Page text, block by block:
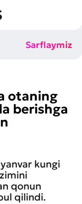
Sarflaymiz
otaning
berishga
kungi
qonun
qilindi.